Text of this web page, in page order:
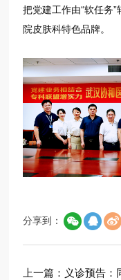
把党建工作由“软任务
院皮肤科特色品牌。
分享到：
上一篇： 义诊预告：